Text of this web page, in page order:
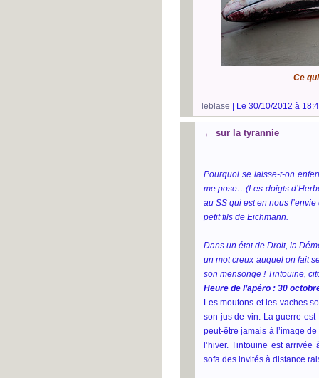
Ce
leblase | Le 30/10/2012 à
← sur la tyrannie
Pourquoi se laisse-t-on
me pose…(Les doigts
au SS qui est en nous
petit fils de Eichmann.
Dans un état de Droit, la
un mot creux auquel on fait
son mensonge ! Tintouine,
Heure de l’apéro : 30
Les moutons et les vaches
son jus de vin. La guerre est
peut-être jamais à l’image
l’hiver. Tintouine est arrivée
sofa des invités à distance